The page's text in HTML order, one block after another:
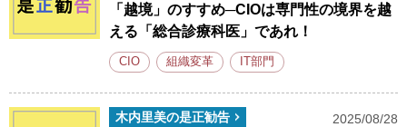
「越境」のすすめ─CIOは専門性の境界を越
える「総合診療科医」であれ！
CIO 組織変革 IT部門
木内里美の是正勧告 2025/08/28